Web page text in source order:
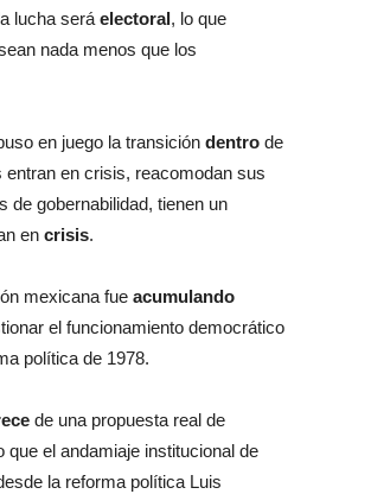
lucha será electoral, lo que
nada menos que los
en juego la transición dentro de
en crisis, reacomodan sus
de gobernabilidad, tienen un
en crisis.
mexicana fue acumulando
el funcionamiento democrático
política de 1978.
de una propuesta real de
el andamiaje institucional de
la reforma política Luis